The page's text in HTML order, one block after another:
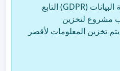
يتطلب النظام العام لحماية البيانات (GDPR) التابع
مشروع لتخزين
تخزين المعلومات لأقصر